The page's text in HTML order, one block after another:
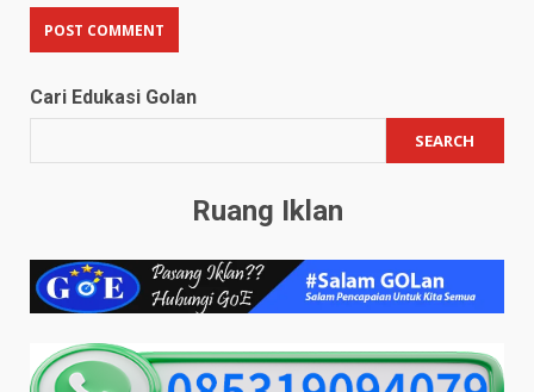
Cari Edukasi Golan
SEARCH
Ruang Iklan